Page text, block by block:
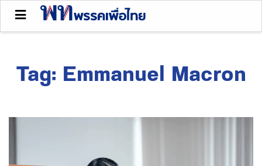
Tag: Emmanuel Macron